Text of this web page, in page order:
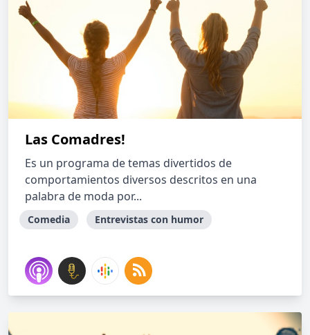
Las Comadres!
Es un programa de temas divertidos de
comportamientos diversos descritos en una
palabra de moda por...
Comedia Entrevistas con humor